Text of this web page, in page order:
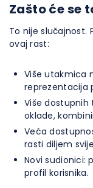
Zašto će se
To nije slučajnost.
ovaj rast:
Više utakmica
reprezentacija
Više dostupnih
oklade,
Veća
rasti diljem
Novi sudionici:
profil korisnika.